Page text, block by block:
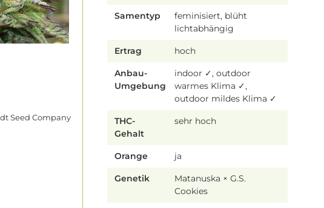
Seed Company
Samentyp
feminisiert, blüht
lichtabhängig
Ertrag hoch
Anbau-
Umgebung
indoor ✓, outdoor
warmes Klima ✓,
outdoor mildes Klima ✓
THC-
Gehalt
sehr hoch
Orange ja
Genetik
Matanuska × G.S.
Cookies